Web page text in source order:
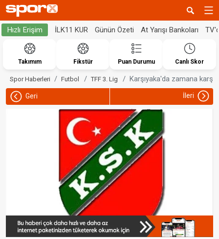
Hızlı Erişim İLK11 KUR Günün Özeti At Yarışı Bankoları
Takımım Fikstür Puan Durumu Canlı Skor
Spor Haberleri Futbol TFF 3. Lig Karşıyaka'da zamana karşı
Geri İleri